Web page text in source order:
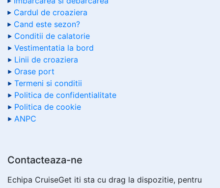
Cardul de croaziera
Cand este sezon?
Conditii de calatorie
Vestimentatia la bord
Linii de croaziera
Orase port
Termeni si conditii
Politica de confidentialitate
Politica de cookie
ANPC
Contacteaza-ne
Echipa CruiseGet iti sta cu drag la dispozitie, pentru